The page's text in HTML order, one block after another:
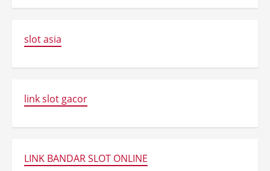
slot asia
link slot gacor
LINK BANDAR SLOT ONLINE